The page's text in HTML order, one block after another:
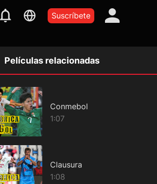
Suscríbete
Películas relacionadas
Conmebol
1:07
Clausura
1:08